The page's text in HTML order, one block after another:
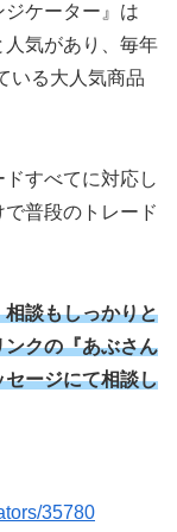
ケーター』は
人気があり、毎年
いる大人気商品
すべてに対応し
普段のトレード
談もしっかりと
クの『あぶさん
ージにて相談し
35780